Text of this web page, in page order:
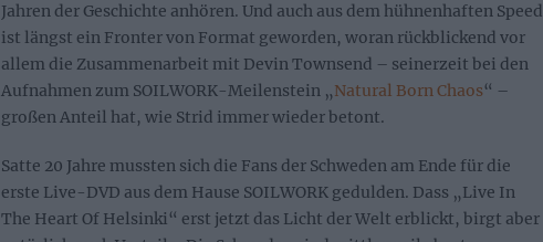
Jahren der Geschichte anhören. Und auch aus dem hühnenhaften Speed
ist längst ein Fronter von Format geworden, woran rückblickend vor
allem die Zusammenarbeit mit Devin Townsend – seinerzeit bei den
Aufnahmen zum SOILWORK-Meilenstein „Natural Born Chaos“ –
großen Anteil hat, wie Strid immer wieder betont.
Satte 20 Jahre mussten sich die Fans der Schweden am Ende für die
erste Live-DVD aus dem Hause SOILWORK gedulden. Dass „Live In
The Heart Of Helsinki“ erst jetzt das Licht der Welt erblickt, birgt aber